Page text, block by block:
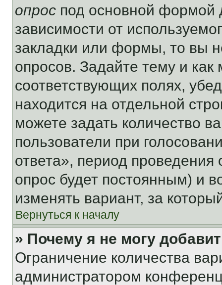
опрос под основной формой
зависимости от
закладки или формы, то вы
опросов. Задайте тему и
соответствующих полях,
находится на отдельной
можете задать количество
пользователи при
ответа», период проведения
опрос будет постоянным) и
изменять вариант, за
Вернуться к началу
» Почему я не могу
Ограничение количества
администратором